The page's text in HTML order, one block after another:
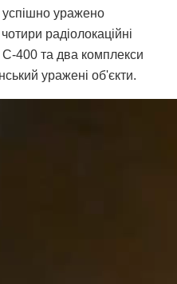
успішно уражено
радіолокаційні
С-400 та два комплекси
уражені об'єкти.